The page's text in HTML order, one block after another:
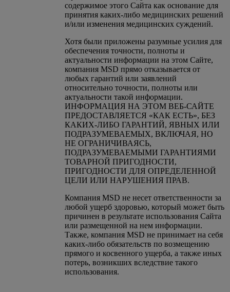
содержимое этого Сайта как основание для
принятия каких-либо медицинских решений
и/или изменения медицинских суждений.
Хотя были приложены разумные усилия для
обеспечения точности, полноты и
актуальности информации на этом Сайте,
компания MSD прямо отказывается от
любых гарантий или заявлений
относительно точности, полноты или
актуальности такой информации.
ИНФОРМАЦИЯ НА ЭТОМ ВЕБ-САЙТЕ
ПРЕДОСТАВЛЯЕТСЯ «КАК ЕСТЬ», БЕЗ
КАКИХ-ЛИБО ГАРАНТИЙ, ЯВНЫХ ИЛИ
ПОДРАЗУМЕВАЕМЫХ, ВКЛЮЧАЯ, НО
НЕ ОГРАНИЧИВАЯСЬ,
ПОДРАЗУМЕВАЕМЫМИ ГАРАНТИЯМИ
ТОВАРНОЙ ПРИГОДНОСТИ,
ПРИГОДНОСТИ ДЛЯ ОПРЕДЕЛЕННОЙ
ЦЕЛИ ИЛИ НАРУШЕНИЯ ПРАВ.
Компания MSD не несет ответственности за
любой ущерб здоровью, который может быть
причинен в результате использования Сайта
или размещенной на нем информации.
Также, компания MSD не принимает на себя
каких-либо обязательств по возмещению
прямого и косвенного ущерба, а также иных
потерь, возникших вследствие такого
использования.